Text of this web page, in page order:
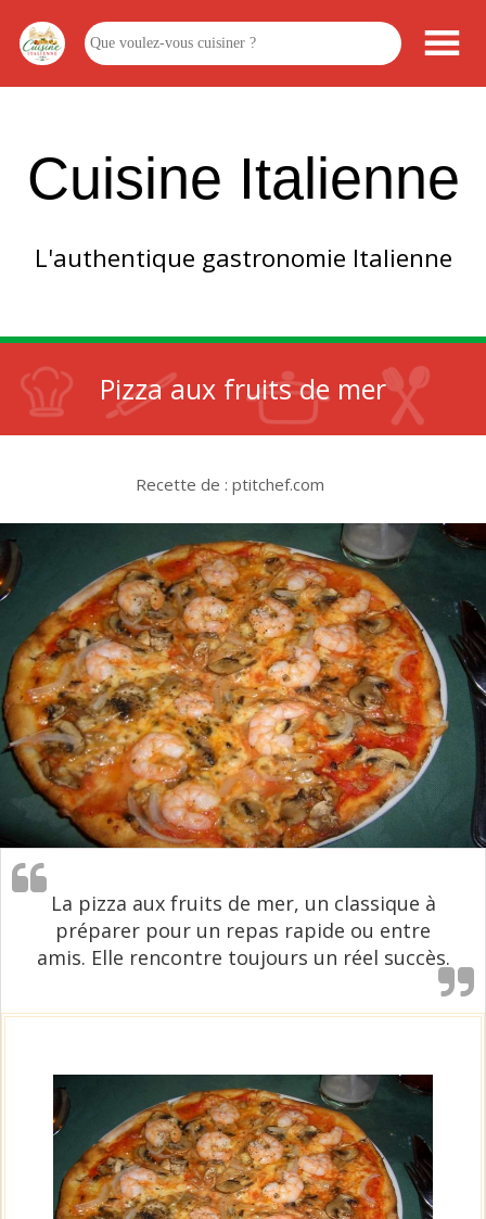
Cuisine Italienne
L'authentique gastronomie Italienne
Pizza aux fruits de mer
Recette de : ptitchef.com
La pizza aux fruits de mer, un classique à
préparer pour un repas rapide ou entre
amis. Elle rencontre toujours un réel succès.